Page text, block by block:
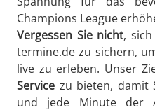
Champions League
Vergessen Sie nicht,
termine.de zu sichern,
live zu erleben. Unser
Service zu bieten, damit
und jede Minute der